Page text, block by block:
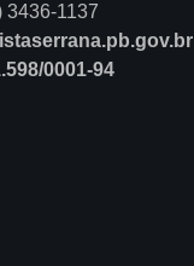
3436-1137
0001-94